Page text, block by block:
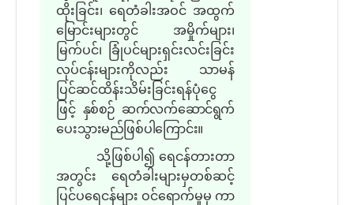
ထိုးခြင်း၊ ရေတံခါးအဝင် အထွက်
မြောင်းများတွင် အမှိုက်များ၊
မြက်ပင်၊ ခြုံပင်များရှင်းလင်းခြင်း
လုပ်ငန်းများကိုလည်း သာမန်
ပြင်ဆင်ထိန်းသိမ်းခြင်းရန်ပုံငွေ
ဖြင့် နှစ်စဉ် ဆက်လက်ဆောင်ရွက်
ပေးသွားမည်ဖြစ်ပါကြောင်း။
သို့ဖြစ်ပါ၍ ရေငန်တားတာ
အတွင်း ရေတံခါးများမှတစ်ဆင့်
ပြင်ပရေငန်များ ဝင်ရောက်မှုမှ ကာ